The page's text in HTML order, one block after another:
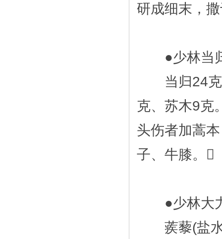
研成细末，
●少林当
当归24克
克、苏木9克
头伤者加蒿
子、牛膝。
●少林大
蒺藜(盐水